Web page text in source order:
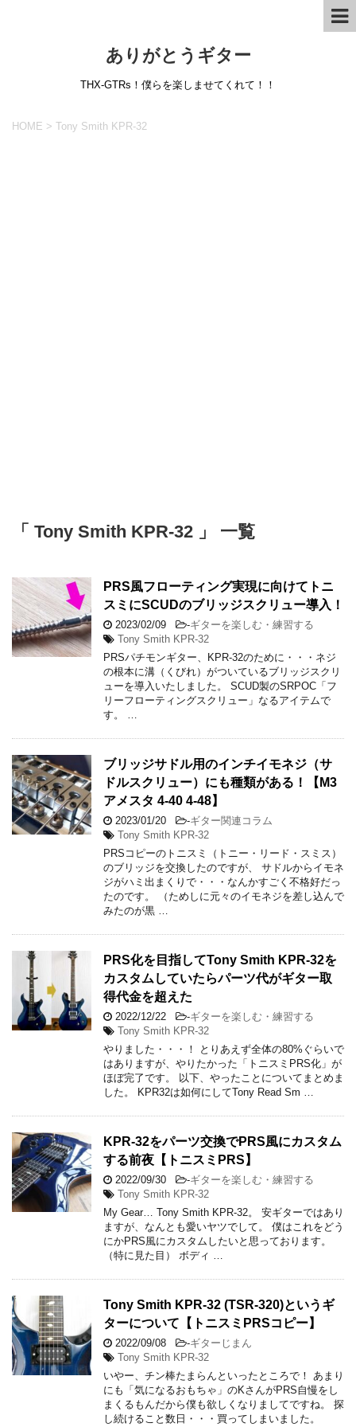
ありがとうギター
THX-GTRs！僕らを楽しませてくれて！！
HOME > Tony Smith KPR-32
「 Tony Smith KPR-32 」 一覧
PRS風フローティング実現に向けてトニ
スミにSCUDのブリッジスクリュー導入！
2023/02/09 -ギターを楽しむ・練習する
Tony Smith KPR-32
PRSパチモンギター、KPR-32のために・・・ネジ
の根本に溝（くびれ）がついているブリッジスクリ
ューを導入いたしました。 SCUD製のSRPOC「フ
リーフローティングスクリュー」なるアイテムで
す。 …
ブリッジサドル用のインチイモネジ（サ
ドルスクリュー）にも種類がある！【M3
アメスタ 4-40 4-48】
2023/01/20 -ギター関連コラム
Tony Smith KPR-32
PRSコピーのトニスミ（トニー・リード・スミス）
のブリッジを交換したのですが、 サドルからイモネ
ジがハミ出まくりで・・・なんかすごく不格好だっ
たのです。 （ためしに元々のイモネジを差し込んで
みたのが黒 …
PRS化を目指してTony Smith KPR-32を
カスタムしていたらパーツ代がギター取
得代金を超えた
2022/12/22 -ギターを楽しむ・練習する
Tony Smith KPR-32
やりました・・・！ とりあえず全体の80%ぐらいで
はありますが、やりたかった「トニスミPRS化」が
ほぼ完了です。 以下、やったことについてまとめま
した。 KPR32は如何にしてTony Read Sm …
KPR-32をパーツ交換でPRS風にカスタム
する前夜【トニスミPRS】
2022/09/30 -ギターを楽しむ・練習する
Tony Smith KPR-32
My Gear… Tony Smith KPR-32。 安ギターではあり
ますが、なんとも愛いヤツでして。 僕はこれをどう
にかPRS風にカスタムしたいと思っております。
（特に見た目） ボディ …
Tony Smith KPR-32 (TSR-320)というギ
ターについて【トニスミPRSコピー】
2022/09/08 -ギターじまん
Tony Smith KPR-32
いやー、チン棒たまらんといったところで！ あまり
にも「気になるおもちゃ」のKさんがPRS自慢をし
まくるもんだから僕も欲しくなりましてですね。 探
し続けること数日・・・買ってしまいました。